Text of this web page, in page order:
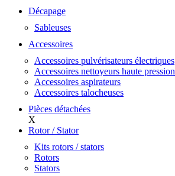
Décapage
Sableuses
Accessoires
Accessoires pulvérisateurs électriques
Accessoires nettoyeurs haute pression
Accessoires aspirateurs
Accessoires talocheuses
Pièces détachées
X
Rotor / Stator
Kits rotors / stators
Rotors
Stators